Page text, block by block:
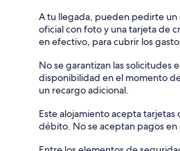
A tu llegada, pueden pedirte
oficial con foto y una tarjeta de
en efectivo, para cubrir los
No se garantizan las solicitudes
disponibilidad en el momento
un recargo adicional.
Este alojamiento acepta
débito. No se aceptan pagos